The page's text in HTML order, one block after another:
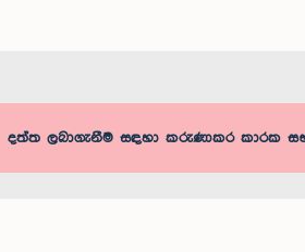
දත්ත ලබාගැනීම සඳහා කරුණාකර කාරක